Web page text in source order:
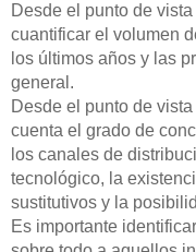
Desde el punto de
cuantificar el volumen
los últimos años y las
general.
Desde el punto de
cuenta el grado de
los canales de
tecnológico, la
sustitutivos y la
Es importante